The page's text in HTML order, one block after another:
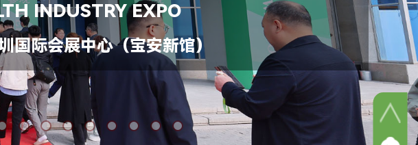
INDUSTRY EXPO
际会展中心（宝安新馆）